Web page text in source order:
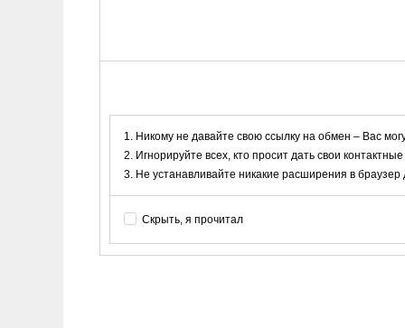
Никому не давайте свою ссылку на обмен – Вас
Игнорируйте всех, кто просит дать свои
Не устанавливайте никакие расширения в
Скрыть, я прочитал